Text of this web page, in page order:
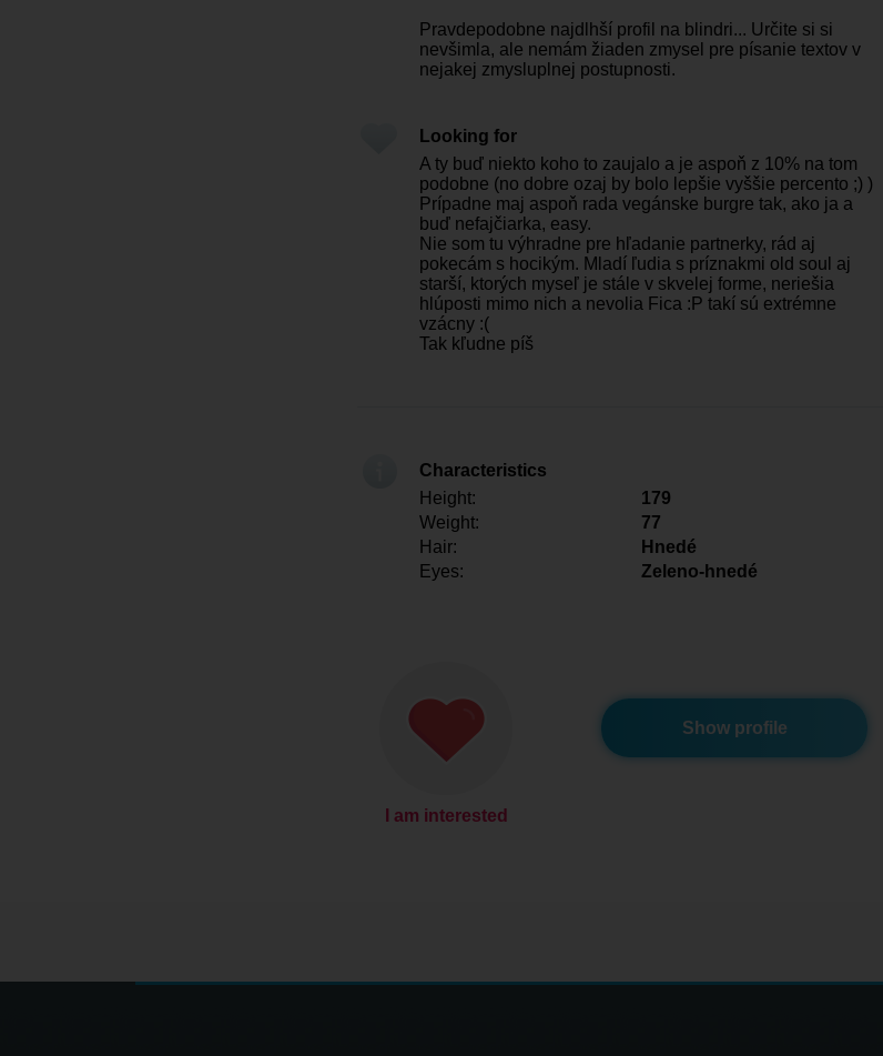
Pravdepodobne najdlhší profil na blindri... Určite si si
nevšimla, ale nemám žiaden zmysel pre písanie textov v
nejakej zmysluplnej postupnosti.
Looking for
A ty buď niekto koho to zaujalo a je aspoň z 10% na tom
podobne (no dobre ozaj by bolo lepšie vyššie percento ;) )
Prípadne maj aspoň rada vegánske burgre tak, ako ja a
buď nefajčiarka, easy.
Nie som tu výhradne pre hľadanie partnerky, rád aj
pokecám s hocikým. Mladí ľudia s príznakmi old soul aj
starší, ktorých myseľ je stále v skvelej forme, neriešia
hlúposti mimo nich a nevolia Fica :P takí sú extrémne
vzácny :(
Tak kľudne píš
Characteristics
Height:
179
Weight:
77
Hair:
Hnedé
Eyes:
Zeleno-hnedé
I am interested
Show profile